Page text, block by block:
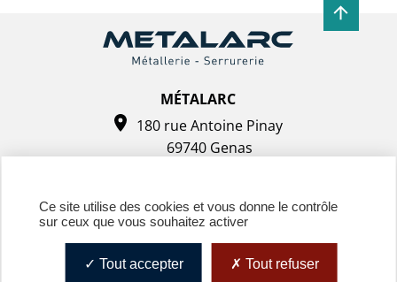
MÉTALARC
180 rue Antoine Pinay
69740 Genas
Ce site utilise des cookies et vous donne le contrôle
sur ceux que vous souhaitez activer
Tout accepter Tout refuser